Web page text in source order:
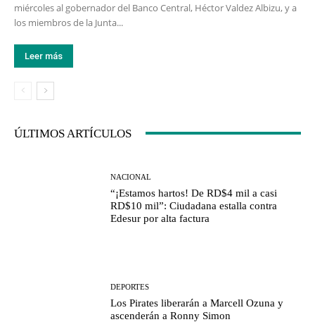
miércoles al gobernador del Banco Central, Héctor Valdez Albizu, y a
los miembros de la Junta...
Leer más
ÚLTIMOS ARTÍCULOS
NACIONAL
“¡Estamos hartos! De RD$4 mil a casi
RD$10 mil”: Ciudadana estalla contra
Edesur por alta factura
DEPORTES
Los Pirates liberarán a Marcell Ozuna y
ascenderán a Ronny Simon